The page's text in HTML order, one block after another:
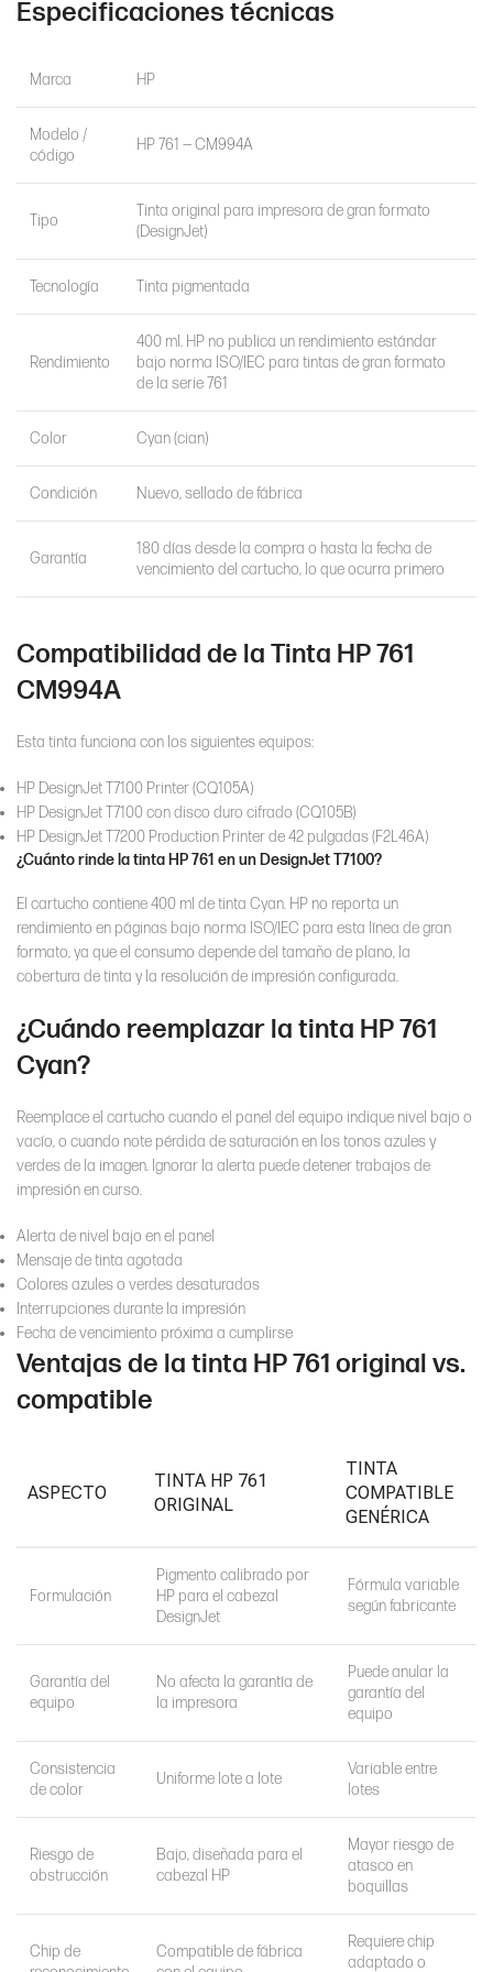
Especificaciones técnicas
Marca HP
Modelo /
código
HP 761 — CM994A
Tipo
Tinta original para impresora de gran formato
(DesignJet)
Tecnología Tinta pigmentada
Rendimiento
400 ml. HP no publica un rendimiento estándar
bajo norma ISO/IEC para tintas de gran formato
de la serie 761
Color Cyan (cian)
Condición Nuevo, sellado de fábrica
Garantía
180 días desde la compra o hasta la fecha de
vencimiento del cartucho, lo que ocurra primero
Compatibilidad de la Tinta HP 761
CM994A
Esta tinta funciona con los siguientes equipos:
HP DesignJet T7100 Printer (CQ105A)
HP DesignJet T7100 con disco duro cifrado (CQ105B)
HP DesignJet T7200 Production Printer de 42 pulgadas (F2L46A)
¿Cuánto rinde la tinta HP 761 en un DesignJet T7100?
El cartucho contiene 400 ml de tinta Cyan. HP no reporta un
rendimiento en páginas bajo norma ISO/IEC para esta línea de gran
formato, ya que el consumo depende del tamaño de plano, la
cobertura de tinta y la resolución de impresión configurada.
¿Cuándo reemplazar la tinta HP 761
Cyan?
Reemplace el cartucho cuando el panel del equipo indique nivel bajo o
vacío, o cuando note pérdida de saturación en los tonos azules y
verdes de la imagen. Ignorar la alerta puede detener trabajos de
impresión en curso.
Alerta de nivel bajo en el panel
Mensaje de tinta agotada
Colores azules o verdes desaturados
Interrupciones durante la impresión
Fecha de vencimiento próxima a cumplirse
Ventajas de la tinta HP 761 original vs.
compatible
ASPECTO
TINTA HP 761
ORIGINAL
TINTA
COMPATIBLE
GENÉRICA
Formulación
Pigmento calibrado por
HP para el cabezal
DesignJet
Fórmula variable
según fabricante
Garantía del
equipo
No afecta la garantía de
la impresora
Puede anular la
garantía del
equipo
Consistencia
de color
Uniforme lote a lote
Variable entre
lotes
Riesgo de
obstrucción
Bajo, diseñada para el
cabezal HP
Mayor riesgo de
atasco en
boquillas
Chip de
Compatible de fábrica
Requiere chip
adaptado o